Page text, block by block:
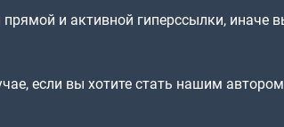
и активной гиперссылки, иначе
если вы хотите стать нашим